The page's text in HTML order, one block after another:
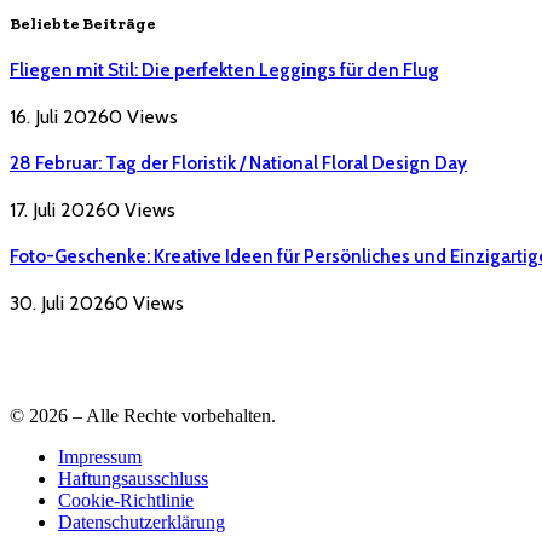
Beliebte Beiträge
Fliegen mit Stil: Die perfekten Leggings für den Flug
16. Juli 20260 Views
28 Februar: Tag der Floristik / National Floral Design Day
17. Juli 20260 Views
Foto-Geschenke: Kreative Ideen für Persönliches und
30. Juli 20260 Views
© 2026 – Alle Rechte vorbehalten.
Impressum
Haftungsausschluss
Cookie-Richtlinie
Datenschutzerklärung